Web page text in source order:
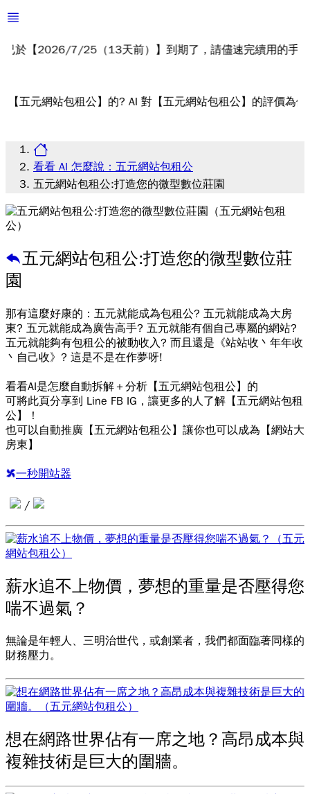
7/25（13天前）】到期了，請儘速完續用的手續，謝謝
包租公】的? AI 對【五元網站包租公】的評價為何?
看看 AI 怎麼說：五元網站包租公
五元網站包租公:打造您的微型數位莊園
五元網站包租公:打造您的微型數位莊
園
那有這麼好康的：五元就能成為包租公? 五元就能成為大房
東? 五元就能成為廣告高手? 五元就能有個自己專屬的網站?
五元就能夠有包租公的被動收入? 而且還是《站站收丶年年收
丶自己收》? 這是不是在作夢呀!
看看AI是怎麼自動拆解＋分析【五元網站包租公】的
可將此頁分享到 Line FB IG，讓更多的人了解【五元網站包租
公】！
也可以自動推廣【五元網站包租公】讓你也可以成為【網站大
房東】
一秒開站器
/
薪水追不上物價，夢想的重量是否壓得您
喘不過氣？
無論是年輕人、三明治世代，或創業者，我們都面臨著同樣的
財務壓力。
想在網路世界佔有一席之地？高昂成本與
複雜技術是巨大的圍牆。